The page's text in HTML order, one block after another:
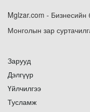
Mglzar.com - Бизнесийн
Монголын зар
Зарууд
Дэлгүүр
Үйлчилгээ
Тусламж